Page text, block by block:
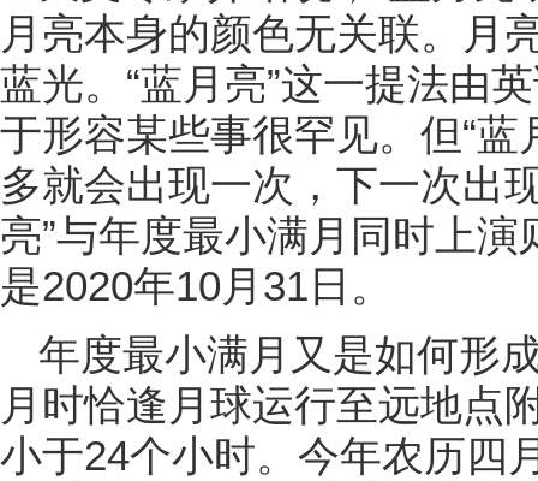
月亮本身的颜色无关联。月
蓝光。“蓝月亮”这一提法由
于形容某些事很罕见。但“
多就会出现一次，下一次出
亮”与年度最小满月同时上
是2020年10月31日。
年度最小满月又是如何形
月时恰逢月球运行至远地点
小于24个小时。今年农历四